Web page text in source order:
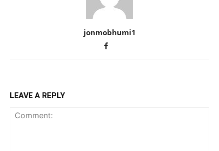
jonmobhumi1
LEAVE A REPLY